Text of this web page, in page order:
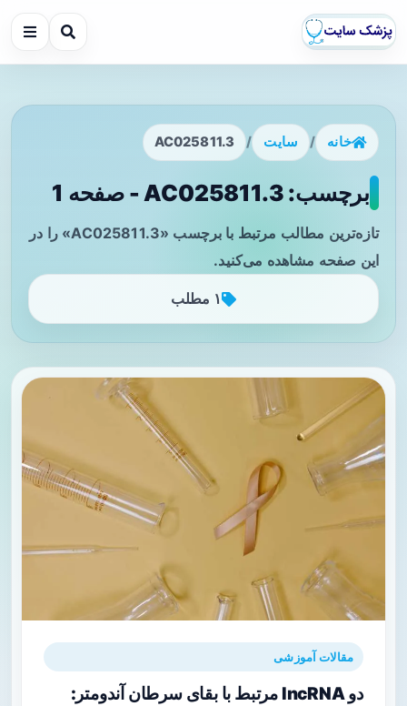
خانه / سایت /
AC025811.3
برچسب: AC025811.3 - صفحه 1
تازه‌ترین مطالب مرتبط با برچسب «AC025811.3» را در
این صفحه مشاهده می‌کنید.
۱ مطلب
مقالات آموزشی
دو lncRNA مرتبط با بقای سرطان آندومتر: